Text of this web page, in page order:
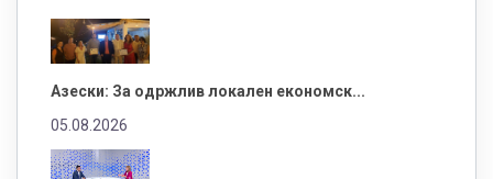
Азески: За одржлив локален економск...
05.08.2026